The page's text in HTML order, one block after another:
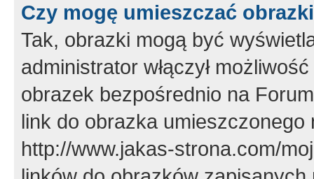
Czy mogę umieszczać
Tak, obrazki mogą być
administrator włączył
obrazek bezpośrednio na
link do obrazka
http://www.jakas-strona.com/